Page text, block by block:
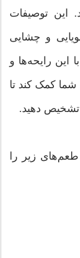
این توصیفات
و چشایی
این رایحه‌ها و
کمک کند تا
تشخیص دهید.
طعم‌های زیر را